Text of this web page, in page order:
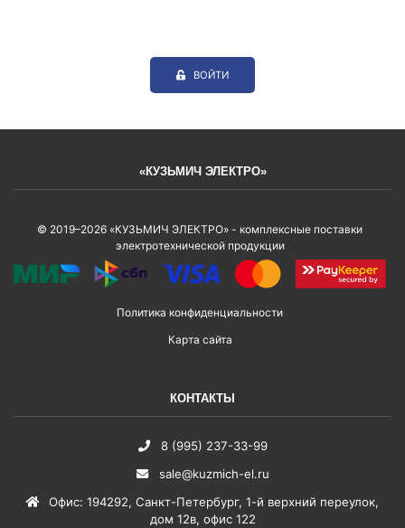
ВОЙТИ
«КУЗЬМИЧ ЭЛЕКТРО»
© 2019–2026 «КУЗЬМИЧ ЭЛЕКТРО» - комплексные поставки
электротехнической продукции
Политика конфиденциальности
Карта сайта
КОНТАКТЫ
8 (995) 237-33-99
sale@kuzmich-el.ru
Офис: 194292, Санкт-Петербург, 1-й верхний переулок,
дом 12в, офис 122